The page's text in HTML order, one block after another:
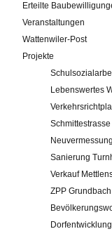
Verwaltung
Online-Service
Impressum
Erteilte
Veranstaltungen
Wattenwiler-Post
Projekte
Lebenswertes
Schmittestrasse
Sanierung
Verkauf
ZPP
Dorfentwicklung